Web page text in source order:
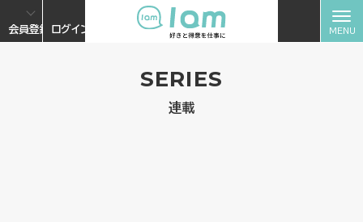
会員登録 ログイン
SERIES
連載